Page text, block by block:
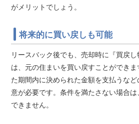
がメリットでしょう。
将来的に買い戻しも可能
リースバック後でも、売却時に『買戻
は、元の住まいを買い戻すことができ
た期間内に決められた金額を支払うな
意が必要です。条件を満たさない場合
できません。